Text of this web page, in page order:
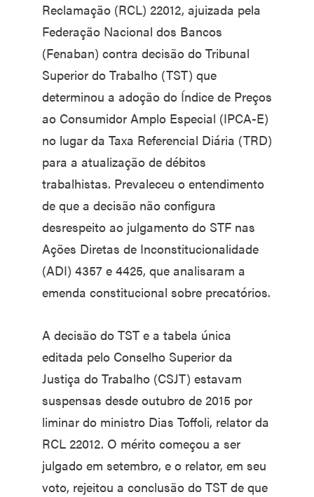
Reclamação (RCL) 22012, ajuizada pela
Federação Nacional dos Bancos
(Fenaban) contra decisão do Tribunal
Superior do Trabalho (TST) que
determinou a adoção do Índice de Preços
ao Consumidor Amplo Especial (IPCA-E)
no lugar da Taxa Referencial Diária (TRD)
para a atualização de débitos
trabalhistas. Prevaleceu o entendimento
de que a decisão não configura
desrespeito ao julgamento do STF nas
Ações Diretas de Inconstitucionalidade
(ADI) 4357 e 4425, que analisaram a
emenda constitucional sobre precatórios.
A decisão do TST e a tabela única
editada pelo Conselho Superior da
Justiça do Trabalho (CSJT) estavam
suspensas desde outubro de 2015 por
liminar do ministro Dias Toffoli, relator da
RCL 22012. O mérito começou a ser
julgado em setembro, e o relator, em seu
voto, rejeitou a conclusão do TST de que